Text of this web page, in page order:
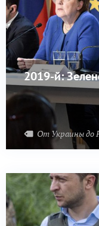
2019-й:
От Украины до